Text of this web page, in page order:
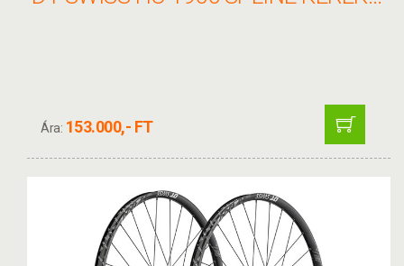
Ára: 153.000,- FT